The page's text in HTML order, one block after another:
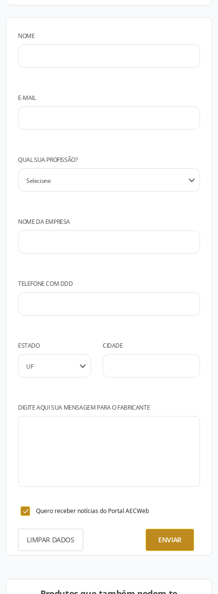
NOME
E-MAIL
QUAL SUA PROFISSÃO?
NOME DA EMPRESA
TELEFONE COM DDD
ESTADO CIDADE
DIGITE AQUI SUA MENSAGEM PARA O FABRICANTE
Quero receber notícias do Portal AECWeb
LIMPAR DADOS ENVIAR